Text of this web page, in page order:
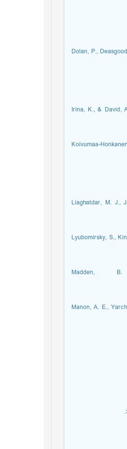
Dolan, P.,
Irina, K., & David,
Koivumaa-
Liaghatdar, M. J.,
Lyubomirsky, S.,
Madden,
Manon, A. E.,